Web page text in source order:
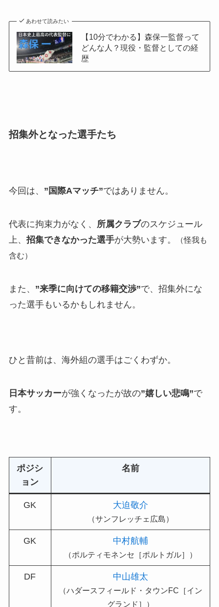
あわせて読みたい
【10分でわかる】森保一監督って
どんな人？現役・監督としての経
歴
招集外となった選手たち
今回は、 ”国際Aマッチ”ではありません。
代表に拘束力がなく、 所属クラブのスケジュール
上、 招集できなかった選手が大勢います。
（怪我も
含む）
また、 ”来季に向けての移籍交渉”で、招集外にな
った選手もいるかもしれません。
ひと昔前は、海外組の選手はごくわずか。
日本サッカーが強くなったが故の”嬉しい悲鳴”で
す。
ポジシ
ョン
名前
GK 大迫敬介
（サンフレッチェ広島）
GK 中村航輔
（ポルティモネンセ［ポルトガル］）
DF 中山雄太
（ハダースフィールド・タウンFC［イン
グランド］）